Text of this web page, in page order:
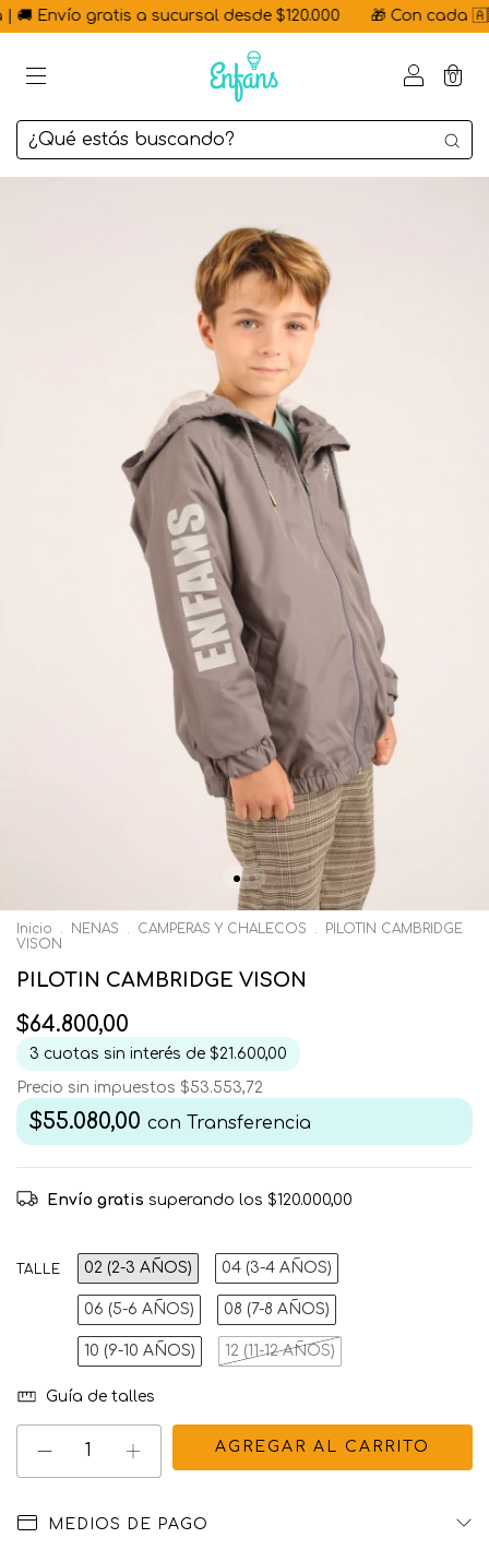
Envío gratis a sucursal desde $120.000 🎁 Con cada 🇦🇷
0
Inicio . NENAS . CAMPERAS Y CHALECOS .
PILOTIN CAMBRIDGE
VISON
PILOTIN CAMBRIDGE VISON
$64.800,00
3 cuotas sin interés de $21.600,00
Precio sin impuestos $53.553,72
$55.080,00 con Transferencia
Envío gratis superando los $120.000,00
TALLE 02 (2-3 AÑOS) 04 (3-4 AÑOS)
06 (5-6 AÑOS) 08 (7-8 AÑOS)
10 (9-10 AÑOS) 12 (11-12 AÑOS)
Guía de talles
MEDIOS DE PAGO